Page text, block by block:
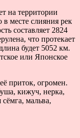
на территории
месте слияния рек
составляет 2824
что протекает
будет 5052 км.
или Японское
приток, огромен.
кижуч, нерка,
мальва,